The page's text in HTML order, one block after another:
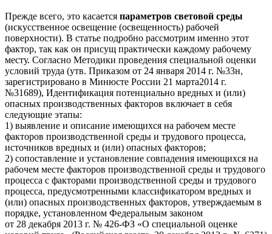
Прежде всего, это касается параметров световой среды
(искусственное освещение (освещенность) рабочей
поверхности). В статье подробно рассмотрим именно этот
фактор, так как он присущ практически каждому рабочему
месту. Согласно Методики проведения специальной оценки
условий труда (утв. Приказом от 24 января 2014 г. №33н,
зарегистрировано в Минюсте России 21 марта2014 г.
№31689), Идентификация потенциально вредных и (или)
опасных производственных факторов включает в себя
следующие этапы:
1) выявление и описание имеющихся на рабочем месте
факторов производственной среды и трудового процесса,
источников вредных и (или) опасных факторов;
2) сопоставление и установление совпадения имеющихся на
рабочем месте факторов производственной среды и трудового
процесса с факторами производственной среды и трудового
процесса, предусмотренными классификатором вредных и
(или) опасных производственных факторов, утверждаемым в
порядке, установленном Федеральным законом
от 28 декабря 2013 г. № 426-ФЗ «О специальной оценке